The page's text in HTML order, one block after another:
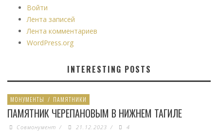
Войти
Лента записей
Лента комментариев
WordPress.org
INTERESTING POSTS
МОНУМЕНТЫ / ПАМЯТНИКИ
ПАМЯТНИК ЧЕРЕПАНОВЫМ В НИЖНЕМ ТАГИЛЕ
Совмонумент / 21.12.2023 / 4